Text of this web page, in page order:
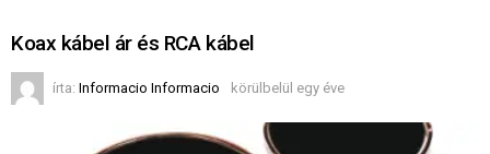
Koax kábel ár és RCA kábel
írta: Informacio Informacio körülbelül egy éve